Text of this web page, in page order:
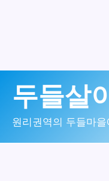
로
두들살
원리권역의 두들마